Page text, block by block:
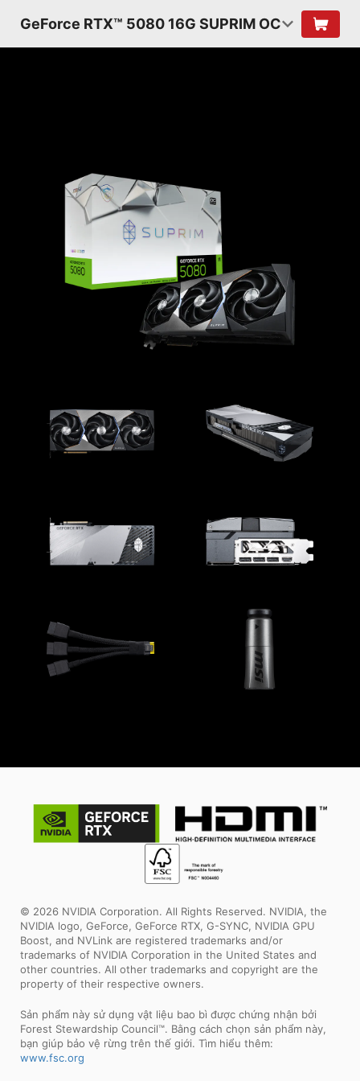
GeForce RTX™ 5080 16G SUPRIM OC
© 2026 NVIDIA Corporation. All Rights Reserved. NVIDIA, the
NVIDIA logo, GeForce, GeForce RTX, G-SYNC, NVIDIA GPU
Boost, and NVLink are registered trademarks and/or
trademarks of NVIDIA Corporation in the United States and
other countries. All other trademarks and copyright are the
property of their respective owners.
Sản phẩm này sử dụng vật liệu bao bì được chứng nhận bởi
Forest Stewardship Council™. Bằng cách chọn sản phẩm này,
bạn giúp bảo vệ rừng trên thế giới. Tìm hiểu thêm:
www.fsc.org